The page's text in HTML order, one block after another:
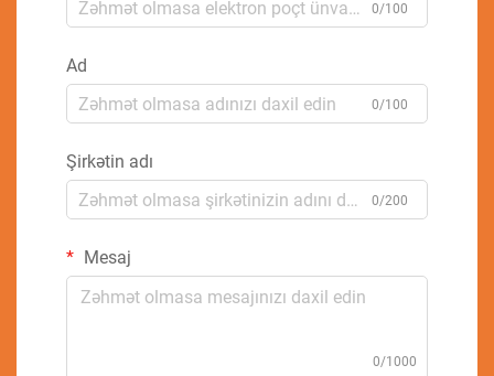
0/100
Ad
0/100
Şirkətin adı
0/200
Mesaj
0/1000